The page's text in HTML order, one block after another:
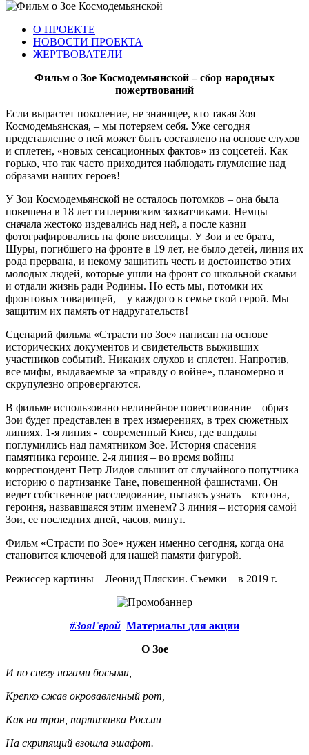
О ПРОЕКТЕ
НОВОСТИ ПРОЕКТА
ЖЕРТВОВАТЕЛИ
Фильм о Зое Космодемьянской – сбор народных
пожертвований
Если вырастет поколение, не знающее, кто такая Зоя
Космодемьянская, – мы потеряем себя. Уже сегодня
представление о ней может быть составлено на основе слухов
и сплетен, «новых сенсационных фактов» из соцсетей. Как
горько, что так часто приходится наблюдать глумление над
образами наших героев!
У Зои Космодемьянской не осталось потомков – она была
повешена в 18 лет гитлеровским захватчиками. Немцы
сначала жестоко издевались над ней, а после казни
фотографировались на фоне виселицы. У Зои и ее брата,
Шуры, погибшего на фронте в 19 лет, не было детей, линия их
рода прервана, и некому защитить честь и достоинство этих
молодых людей, которые ушли на фронт со школьной скамьи
и отдали жизнь ради Родины. Но есть мы, потомки их
фронтовых товарищей, – у каждого в семье свой герой. Мы
защитим их память от надругательств!
Сценарий фильма «Страсти по Зое» написан на основе
исторических документов и свидетельств выживших
участников событий. Никаких слухов и сплетен. Напротив,
все мифы, выдаваемые за «правду о войне», планомерно и
скрупулезно опровергаются.
В фильме использовано нелинейное повествование – образ
Зои будет представлен в трех измерениях, в трех сюжетных
линиях. 1-я линия - современный Киев, где вандалы
поглумились над памятником Зое. История спасения
памятника героине. 2-я линия – во время войны
корреспондент Петр Лидов слышит от случайного попутчика
историю о партизанке Тане, повешенной фашистами. Он
ведет собственное расследование, пытаясь узнать – кто она,
героиня, назвавшаяся этим именем? 3 линия – история самой
Зои, ее последних дней, часов, минут.
Фильм «Страсти по Зое» нужен именно сегодня, когда она
становится ключевой для нашей памяти фигурой.
Режиссер картины – Леонид Пляскин. Съемки – в 2019 г.
#ЗояГерой Материалы для акции
О Зое
И по снегу ногами босыми,
Крепко сжав окровавленный рот,
Как на трон, партизанка России
На скрипящий взошла эшафот.